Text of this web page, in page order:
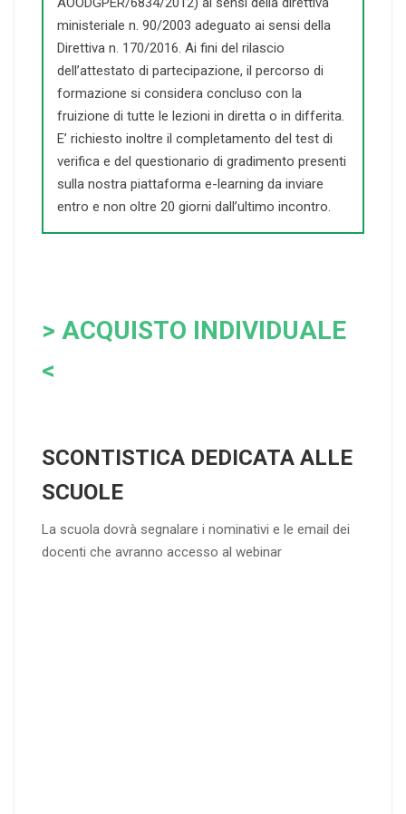
ministeriale n. 90/2003 adeguato ai sensi della
Direttiva n. 170/2016. Ai fini del rilascio
dell’attestato di partecipazione, il percorso di
formazione si considera concluso con la
fruizione di tutte le lezioni in diretta o in differita.
E’ richiesto inoltre il completamento del test di
verifica e del questionario di gradimento presenti
sulla nostra piattaforma e-learning da inviare
entro e non oltre 20 giorni dall’ultimo incontro.
> ACQUISTO INDIVIDUALE
<
SCONTISTICA DEDICATA ALLE
SCUOLE
La scuola dovrà segnalare i nominativi e le email dei
docenti che avranno accesso al webinar